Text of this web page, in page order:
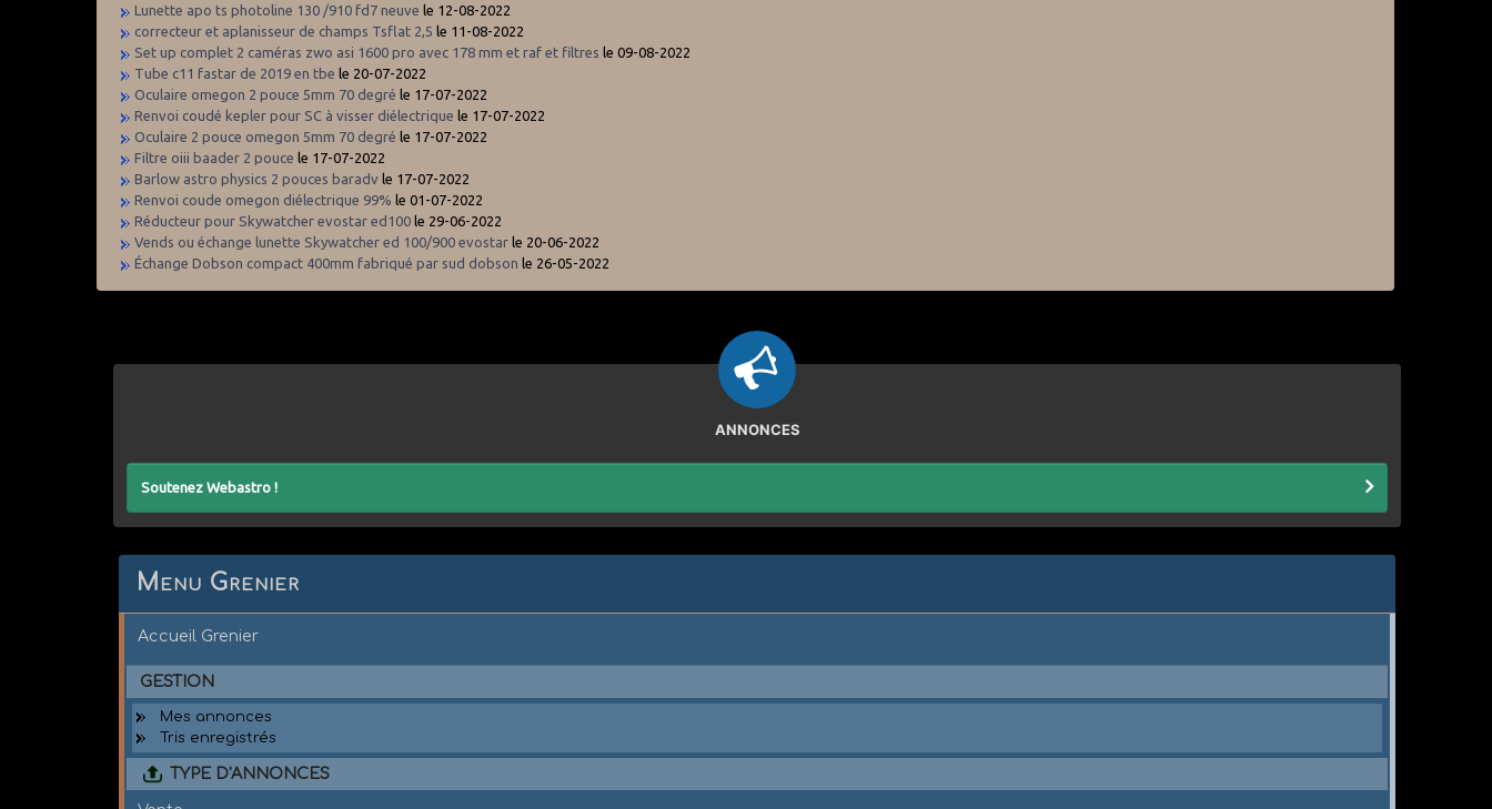
Lunette apo ts photoline 130 /910 fd7 neuve le 12-08-2022
correcteur et aplanisseur de champs Tsflat 2,5 le 11-08-2022
Set up complet 2 caméras zwo asi 1600 pro avec 178 mm et raf et filtres le 09-08-2022
Tube c11 fastar de 2019 en tbe le 20-07-2022
Oculaire omegon 2 pouce 5mm 70 degré le 17-07-2022
Renvoi coudé kepler pour SC à visser diélectrique le 17-07-2022
Oculaire 2 pouce omegon 5mm 70 degré le 17-07-2022
Filtre oiii baader 2 pouce le 17-07-2022
Barlow astro physics 2 pouces baradv le 17-07-2022
Renvoi coude omegon diélectrique 99% le 01-07-2022
Réducteur pour Skywatcher evostar ed100 le 29-06-2022
Vends ou échange lunette Skywatcher ed 100/900 evostar le 20-06-2022
Échange Dobson compact 400mm fabriqué par sud dobson le 26-05-2022
ANNONCES
Soutenez Webastro !
Menu Grenier
Accueil Grenier
GESTION
Mes annonces
Tris enregistrés
TYPE D'ANNONCES